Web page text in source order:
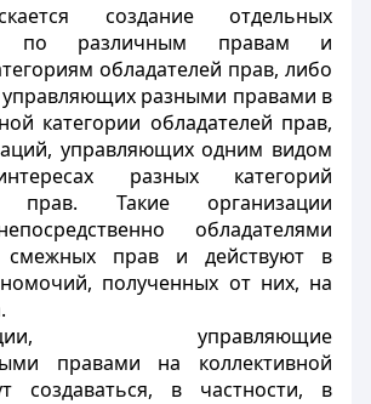
создание отдельных
по различным правам и
обладателей прав, либо
управляющих разными правами в
категории обладателей прав,
управляющих одним видом
разных категорий
прав. Такие организации
обладателями
смежных прав и действуют в
полученных от них, на
управляющие
правами на коллективной
создаваться, в частности, в